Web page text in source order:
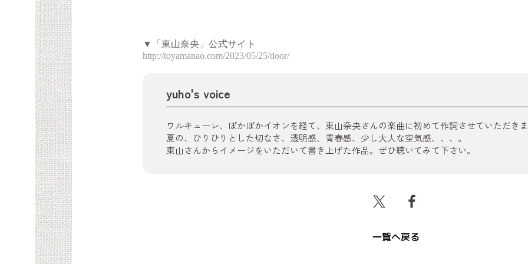
▼「東山奈央」公式サイト
http://toyamanao.com/2023/05/25/door/
yuho's voice
ワルキューレ、ぽかぽかイオンを経て、東山奈央さんの楽曲に初めて作詞させていただき
夏の、ひりひりとした切なさ、透明感、青春感、少し大人な空気感、、、。
東山さんからイメージをいただいて書き上げた作品。ぜひ聴いてみて下さい。
一覧へ戻る